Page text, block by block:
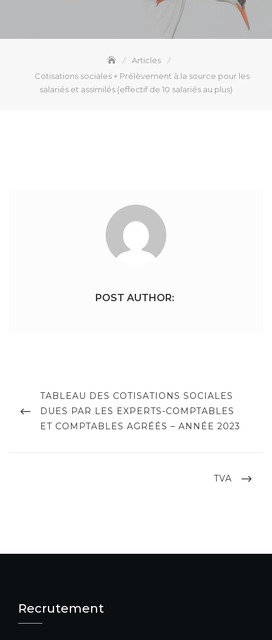
Articles
Cotisations sociales + Prélèvement à la source pour les
salariés et assimilés (effectif de 10 salariés au plus)
POST AUTHOR:
l’article
PREVIOUS
POST
TABLEAU DES COTISATIONS SOCIALES
DUES PAR LES EXPERTS-COMPTABLES
ET COMPTABLES AGRÉÉS – ANNÉE 2023
NEXT
TVA
Recrutement